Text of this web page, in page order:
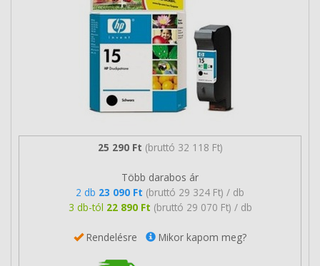
25 290 Ft (bruttó 32 118 Ft)
Több darabos ár
2 db 23 090 Ft (bruttó 29 324 Ft) / db
3 db-tól 22 890 Ft (bruttó 29 070 Ft) / db
Rendelésre Mikor kapom meg?